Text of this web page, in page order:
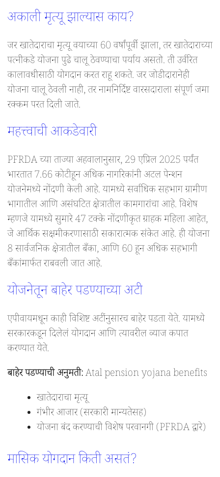
अकाली मृत्यू झाल्यास काय?
जर खातेदाराचा मृत्यू वयाच्या 60 वर्षांपूर्वी झाला, तर खातेदाराच्या
पत्नीकडे योजना पुढे चालू ठेवण्याचा पर्याय असतो. ती उर्वरित
कालावधीसाठी योगदान करत राहू शकते. जर जोडीदारानेही
योजना चालू ठेवली नाही, तर नामनिर्दिष्ट वारसदाराला संपूर्ण जमा
रक्कम परत दिली जाते.
महत्त्वाची आकडेवारी
PFRDA च्या ताज्या अहवालानुसार, 29 एप्रिल 2025 पर्यंत
भारतात 7.66 कोटीहून अधिक नागरिकांनी अटल पेन्शन
योजनेमध्ये नोंदणी केली आहे. यामध्ये सर्वाधिक सहभाग ग्रामीण
भागातील आणि असंघटित क्षेत्रातील कामगारांचा आहे. विशेष
म्हणजे यामध्ये सुमारे 47 टक्के नोंदणीकृत ग्राहक महिला आहेत,
जे आर्थिक सक्षमीकरणासाठी सकारात्मक संकेत आहे. ही योजना
8 सार्वजनिक क्षेत्रातील बँका, आणि 60 हून अधिक सहभागी
बँकांमार्फत राबवली जात आहे.
योजनेतून बाहेर पडण्याच्या अटी
एपीवायमधून काही विशिष्ट अटींनुसारच बाहेर पडता येते. यामध्ये
सरकारकडून दिलेलं योगदान आणि त्यावरील व्याज कपात
करण्यात येते.
बाहेर पडण्याची अनुमती:Atal pension yojana benefits
खातेदाराचा मृत्यू
गंभीर आजार (सरकारी मान्यतेसह)
योजना बंद करण्याची विशेष परवानगी (PFRDA द्वारे)
मासिक योगदान किती असतं?